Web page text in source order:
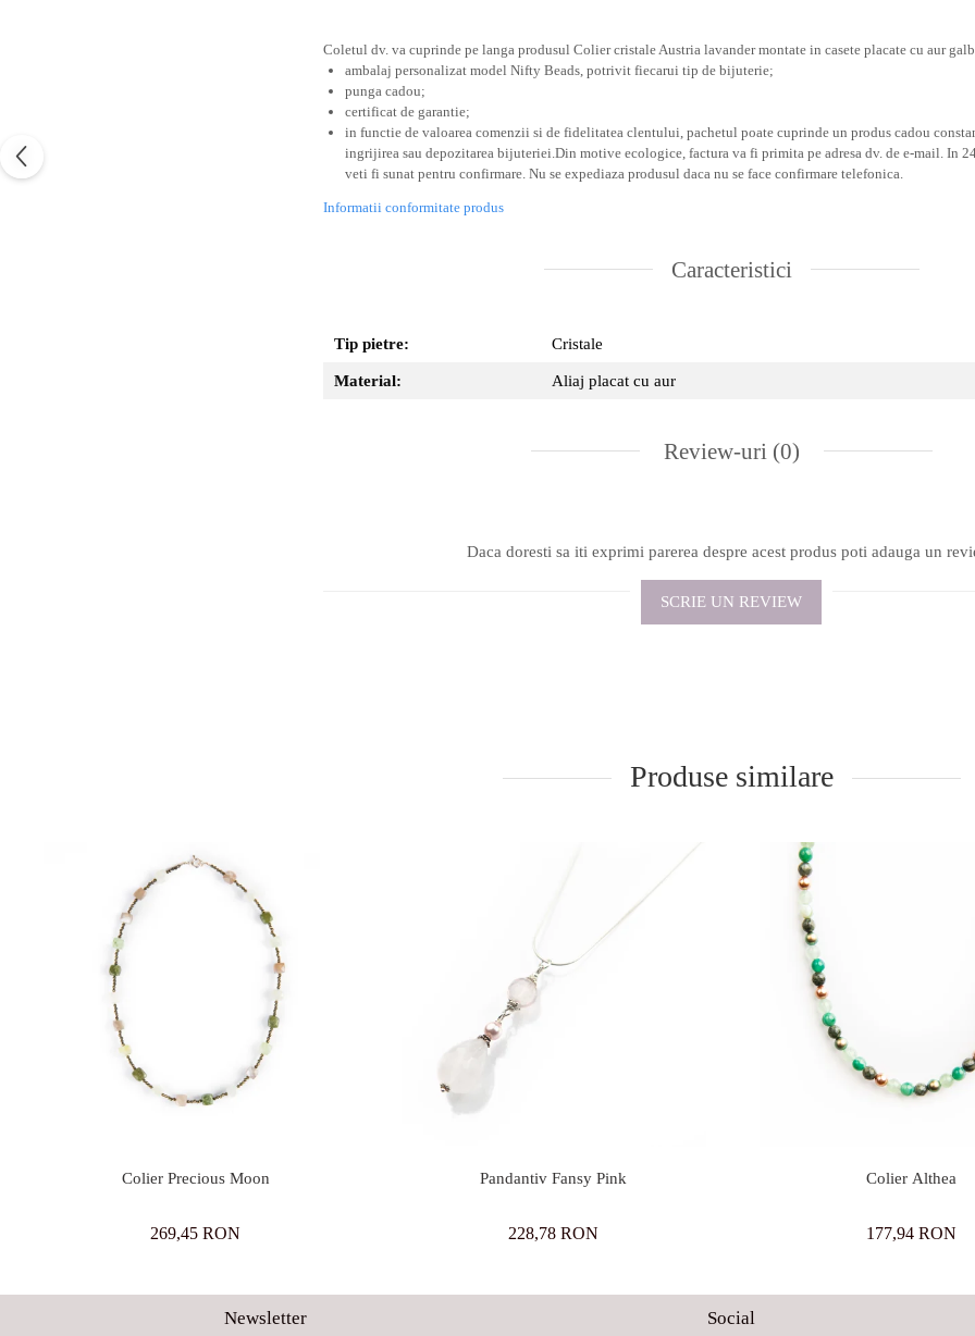
Coletul dv. va cuprinde pe langa produsul Colier cristale Austria lavander montate in casete placate cu aur
ambalaj personalizat model Nifty Beads, potrivit fiecarui tip de bijuterie;
punga cadou;
certificat de garantie;
in functie de valoarea comenzii si de fidelitatea clentului, pachetul poate cuprinde un produs cadou
ingrijirea sau depozitarea bijuteriei.Din motive ecologice, factura va fi primita pe adresa dv. de e-mail. In
veti fi sunat pentru confirmare. Nu se expediaza produsul daca nu se face confirmare telefonica.
Informatii conformitate produs
Caracteristici
Tip pietre: Cristale
Material: Aliaj placat cu aur
Review-uri (0)
Daca doresti sa iti exprimi parerea despre acest produs poti adauga un
SCRIE UN REVIEW
Produse similare
Colier Precious Moon
269,45 RON
Pandantiv Fansy Pink
228,78 RON
Colier Althea
177,94 RON
Newsletter Social